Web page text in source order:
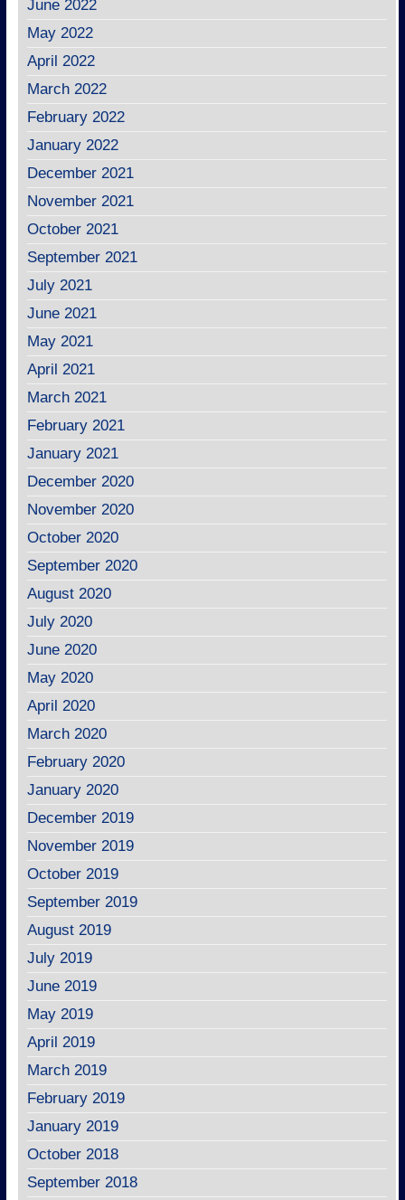
June 2022
May 2022
April 2022
March 2022
February 2022
January 2022
December 2021
November 2021
October 2021
September 2021
July 2021
June 2021
May 2021
April 2021
March 2021
February 2021
January 2021
December 2020
November 2020
October 2020
September 2020
August 2020
July 2020
June 2020
May 2020
April 2020
March 2020
February 2020
January 2020
December 2019
November 2019
October 2019
September 2019
August 2019
July 2019
June 2019
May 2019
April 2019
March 2019
February 2019
January 2019
October 2018
September 2018